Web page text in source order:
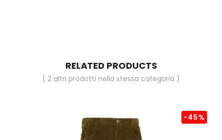
RELATED PRODUCTS
( 2 altri prodotti nella stessa categoria )
-45%